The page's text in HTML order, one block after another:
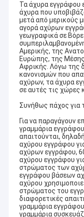
Τα άχυρα εγγράφου
άχυρα που
μετά από μερικούς
αγορά αχύρων
γεωγραφικά σε
Αμερικής, της
Ευρώπης, της
Αφρικής. Λόγω της
κανονισμών που
αχύρων, τα άχυρα
σε αυτές τις χώρες
Συνήθως πάχος για
Για να παραγάγουν
γραμμάρια
απαιτούνται,
αχύρου εγγράφου
αχύρων εγγράφου,
αχύρου εγγράφου
στρώματος των
εγγράφου βάσεων
αχύρου
στρώματος του
διαφορετικές
γραμμάρια
γραμμάρια